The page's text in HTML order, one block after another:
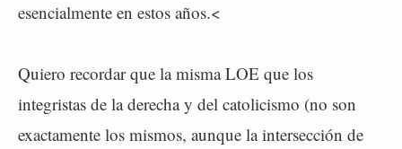
esencialmente en estos años.<
Quiero recordar que la misma LOE que los
integristas de la derecha y del catolicismo (no son
exactamente los mismos, aunque la intersección de